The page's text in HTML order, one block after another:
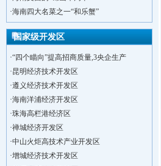
·海南四大名菜之一“和乐蟹”
国家级开发区
海口今年将投入44.4亿元推进江东新
·新加坡海口国家高新区国际创新创业中心
·狮子岭工业园： 新能源产业发展集
昆明经济技术开发区
遵义经济技术开发区
海南洋浦经济开发区
珠海高栏港经济区
禅城经济开发区
中山火炬高技术产业开发区
增城经济技术开发区
湛江经济技术开发区